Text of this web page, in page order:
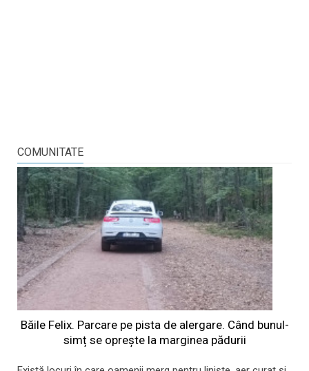
COMUNITATE
Băile Felix. Parcare pe pista de alergare. Când bunul-
simț se oprește la marginea pădurii